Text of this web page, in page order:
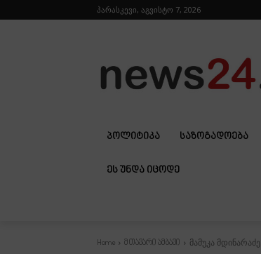
პარასკევი, აგვისტო 7, 2026
ᲞᲝᲚᲘᲢᲘᲙᲐ ᲡᲐᲖᲝᲒᲐᲓᲝᲔᲑᲐ
ᲔᲡ ᲣᲜᲓᲐ ᲘᲪᲝᲓᲔ
Home მთავარი ამბავი მამუკა